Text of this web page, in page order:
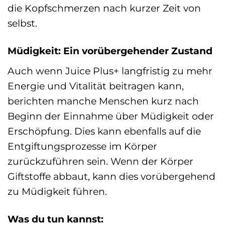
die Kopfschmerzen nach kurzer Zeit von
selbst.
Müdigkeit: Ein vorübergehender Zustand
Auch wenn Juice Plus+ langfristig zu mehr
Energie und Vitalität beitragen kann,
berichten manche Menschen kurz nach
Beginn der Einnahme über Müdigkeit oder
Erschöpfung. Dies kann ebenfalls auf die
Entgiftungsprozesse im Körper
zurückzuführen sein. Wenn der Körper
Giftstoffe abbaut, kann dies vorübergehend
zu Müdigkeit führen.
Was du tun kannst: